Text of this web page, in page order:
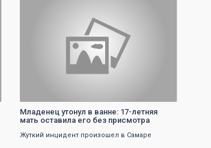
Младенец утонул в ванне: 17-летняя
мать оставила его без присмотра
Жуткий инцидент произошел в Самаре